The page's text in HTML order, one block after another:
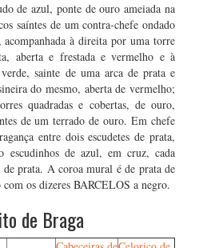
de azul, ponte de ouro ameiada na
saíntes de um contra-chefe ondado
à direita por uma torre
aberta e frestada e vermelho e à
sainte de uma arca de prata e
do mesmo, aberta de vermelho;
quadradas e cobertas, de ouro,
de um terrado de ouro. Em chefe
entre dois escudetes de prata,
escudinhos de azul, em cruz, cada
de prata. A coroa mural é de prata de
os dizeres BARCELOS a negro.
de Braga